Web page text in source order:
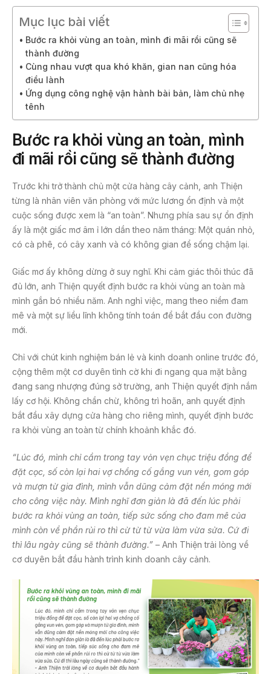
Mục lục bài viết
Bước ra khỏi vùng an toàn, mình đi mãi rồi cũng sẽ
thành đường
Cùng nhau vượt qua khó khăn, gian nan cũng hóa
điều lành
Ứng dụng công nghệ vận hành bài bản, làm chủ nhẹ
tênh
Bước ra khỏi vùng an toàn, mình
đi mãi rồi cũng sẽ thành đường
Trước khi trở thành chủ một cửa hàng cây cảnh, anh Thiện
từng là nhân viên văn phòng với mức lương ổn định và một
cuộc sống được xem là “an toàn”. Nhưng phía sau sự ổn định
ấy là một giấc mơ âm ỉ lớn dần theo năm tháng: Một quán nhỏ,
có cà phê, có cây xanh và có không gian để sống chậm lại.
Giấc mơ ấy không dừng ở suy nghĩ. Khi cảm giác thôi thúc đã
đủ lớn, anh Thiện quyết định bước ra khỏi vùng an toàn mà
mình gắn bó nhiều năm. Anh nghỉ việc, mang theo niềm đam
mê và một sự liều lĩnh không tính toán để bắt đầu con đường
mới.
Chỉ với chút kinh nghiệm bán lẻ và kinh doanh online trước đó,
cộng thêm một cơ duyên tình cờ khi đi ngang qua mặt bằng
đang sang nhượng đúng sở trường, anh Thiện quyết định nắm
lấy cơ hội. Không chần chừ, không trì hoãn, anh quyết định
bắt đầu xây dựng cửa hàng cho riêng mình, quyết định bước
ra khỏi vùng an toàn từ chính khoảnh khắc đó.
“Lúc đó, mình chỉ cầm trong tay vỏn vẹn chục triệu đồng để
đặt cọc, số còn lại hai vợ chồng cố gắng vun vén, gom góp
và mượn từ gia đình, mình vẫn dũng cảm đặt nền móng mới
cho công việc này. Mình nghĩ đơn giản là đã đến lúc phải
bước ra khỏi vùng an toàn, tiếp sức sống cho đam mê của
mình còn về phần rủi ro thì cừ từ từ vừa làm vừa sửa. Cứ đi
thì lâu ngày cũng sẽ thành đường.” – Anh Thiện trải lòng về
cơ duyên bắt đầu hành trình kinh doanh cây cảnh.